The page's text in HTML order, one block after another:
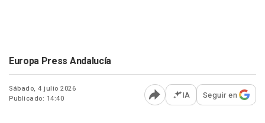
Europa Press Andalucía
Sábado, 4 julio 2026
Publicado: 14:40
Abrir opciones para
IA Seguir en